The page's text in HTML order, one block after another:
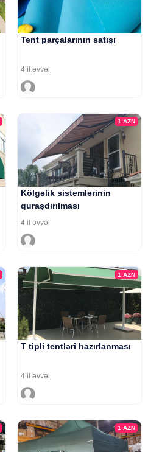
Tent parçalarının satışı
4 il əvvəl
1 AZN
Kölgəlik sistemlərinin
quraşdırılması
4 il əvvəl
1 AZN
T tipli tentləri hazırlanması
4 il əvvəl
1 AZN